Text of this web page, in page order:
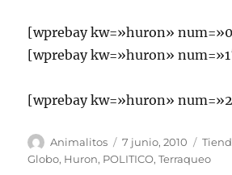
[wprebay kw=»huron»
[wprebay kw=»huron»
[wprebay kw=»huron»
Autor
Animalitos
Publicado
el
7 junio, 2010
Globo, Huron, POLITICO,Terraqueo